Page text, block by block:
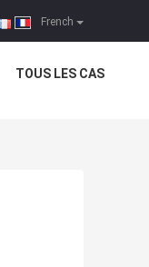
French
TOUS LES CAS